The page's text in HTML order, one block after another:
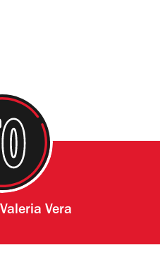
Valeria Vera